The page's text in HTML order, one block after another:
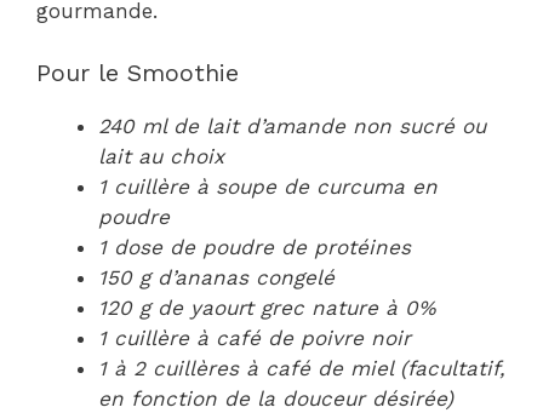
gourmande.
Pour le Smoothie
240 ml de lait d’amande non sucré ou
lait au choix
1 cuillère à soupe de curcuma en
poudre
1 dose de poudre de protéines
150 g d’ananas congelé
120 g de yaourt grec nature à 0%
1 cuillère à café de poivre noir
1 à 2 cuillères à café de miel (facultatif,
en fonction de la douceur désirée)